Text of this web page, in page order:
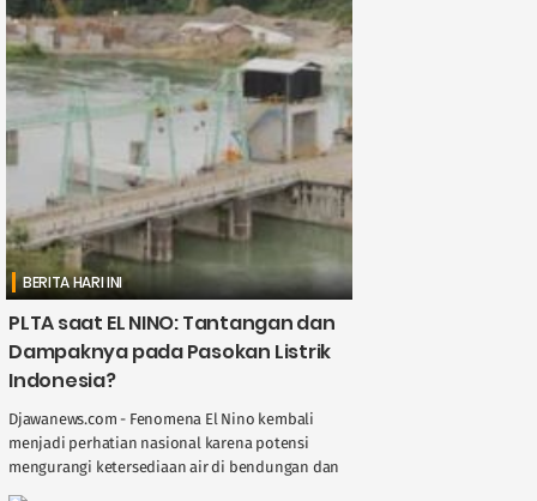
BERITA HARI INI
PLTA saat EL NINO: Tantangan dan
Dampaknya pada Pasokan Listrik
Indonesia?
Djawanews.com - Fenomena El Nino kembali
menjadi perhatian nasional karena potensi
mengurangi ketersediaan air di bendungan dan